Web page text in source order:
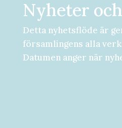
Nyheter
Detta nyhetsflöde är
församlingens alla
Datumen anger när